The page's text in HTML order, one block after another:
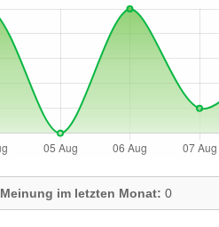
Meinung im letzten Monat: 0